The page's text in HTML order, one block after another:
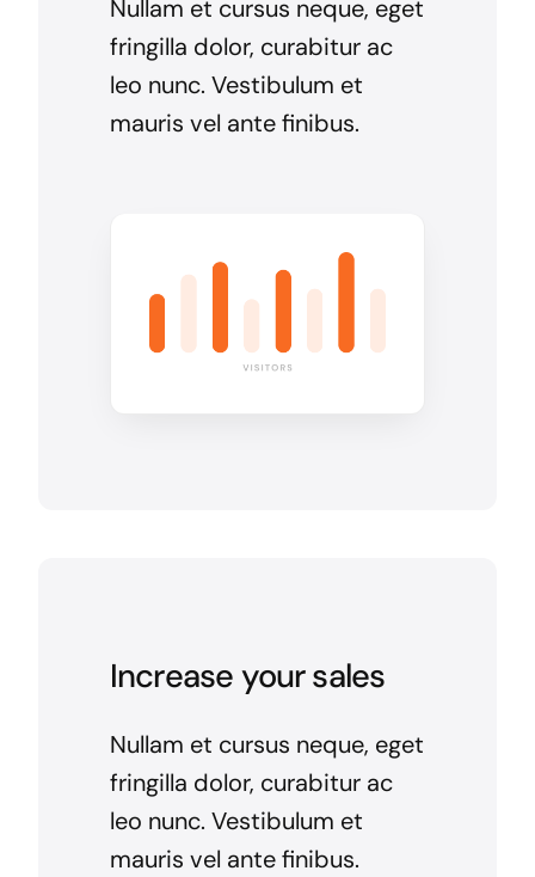
Nullam et cursus neque, eget
fringilla dolor, curabitur ac
leo nunc. Vestibulum et
mauris vel ante finibus.
Increase your sales
Nullam et cursus neque, eget
fringilla dolor, curabitur ac
leo nunc. Vestibulum et
mauris vel ante finibus.